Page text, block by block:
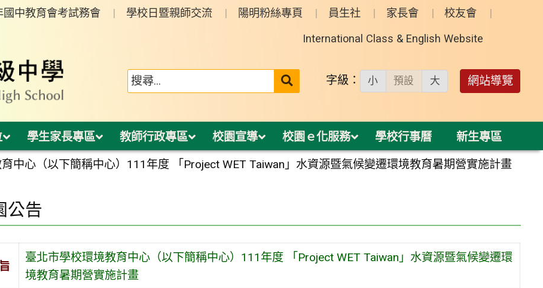
國中教育會考試務會 學校日暨親師交流 陽明粉絲專頁 員生社 家長會 校友會
International Class & English Website
送出 字級： 小 預設 大 網站導覽
學生家長專區 教師行政專區 校園宣導 校園ｅ化服務 學校行事曆 新生專區
中心（以下簡稱中心）111年度 「Project WET Taiwan」水資源暨氣候變遷環境教育暑期營實施計畫
公告
臺北市學校環境教育中心（以下簡稱中心）111年度 「Project WET Taiwan」水資源暨氣候變遷環
境教育暑期營實施計畫